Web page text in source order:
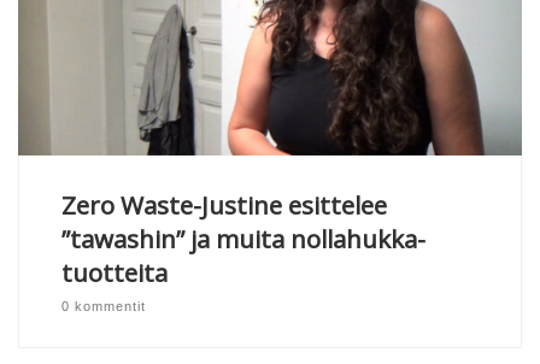
Zero Waste-Justine esittelee
”tawashin” ja muita nollahukka-
tuotteita
0 kommentit